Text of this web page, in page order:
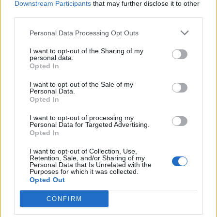
Downstream Participants that may further disclose it to other
Personal Data Processing Opt Outs
I want to opt-out of the Sharing of my
personal data.
Opted In
I want to opt-out of the Sale of my
Personal Data.
Opted In
I want to opt-out of processing my
Personal Data for Targeted Advertising.
Opted In
I want to opt-out of Collection, Use,
Retention, Sale, and/or Sharing of my
Personal Data that Is Unrelated with the
Purposes for which it was collected.
Opted Out
CONFIRM
In evidenza